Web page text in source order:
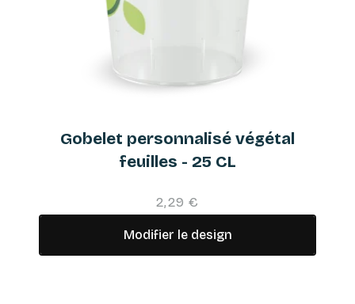
Gobelet personnalisé végétal
feuilles - 25 CL
2,29 €
Modifier le design